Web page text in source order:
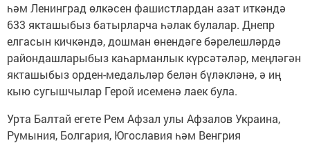
һәм Ленинград өлкәсен фашистлардан азат иткәндә
633 якташыбыз батырларча һәлак булалар. Днепр
елгасын кичкәндә, дошман өнендәге бәрелешләрдә
райондашларыбыз каһарманлык күрсәтәләр, меңләгән
якташыбыз орден-медальләр белән бүләкләнә, ә иң
кыю сугышчылар Герой исеменә лаек була.
Урта Балтай егете Рем Афзал улы Афзалов Украина,
Румыния, Болгария, Югославия һәм Венгрия